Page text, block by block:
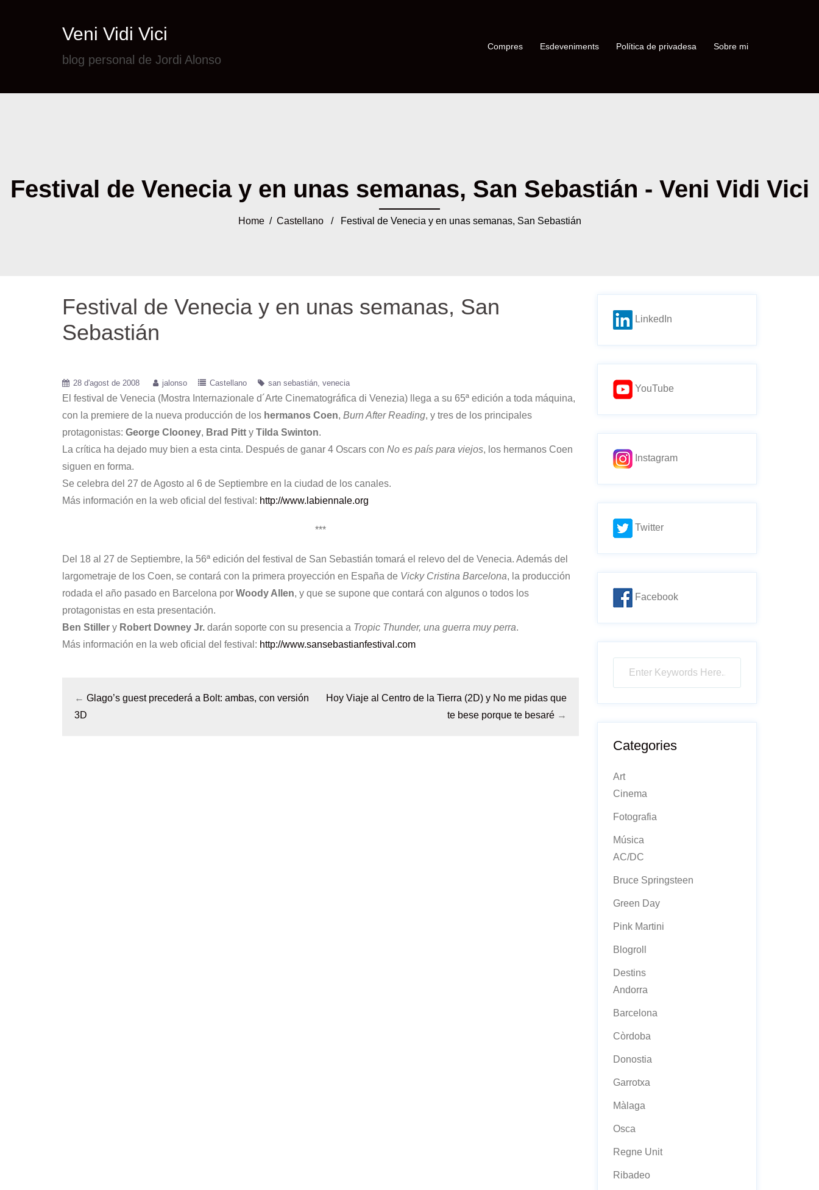
Veni Vidi Vici
blog personal de Jordi Alonso
Compres Esdeveniments Política de privadesa Sobre mi
Festival de Venecia y en unas semanas, San Sebastián - Veni Vidi Vici
Home/ Castellano/ Festival de Venecia y en unas semanas, San Sebastián
Festival de Venecia y en unas semanas, San
Sebastián
28 d'agost de 2008 jalonso Castellano san sebastián venecia
El festival de Venecia (Mostra Internazionale d´Arte Cinematográfica di Venezia) llega a su 65ª edición a toda máquina,
con la premiere de la nueva producción de los hermanos Coen, Burn After Reading, y tres de los principales
protagonistas: George Clooney, Brad Pitt y Tilda Swinton.
La crítica ha dejado muy bien a esta cinta. Después de ganar 4 Oscars con No es país para viejos, los hermanos Coen
siguen en forma.
Se celebra del 27 de Agosto al 6 de Septiembre en la ciudad de los canales.
Más información en la web oficial del festival: http://www.labiennale.org
***
Del 18 al 27 de Septiembre, la 56ª edición del festival de San Sebastián tomará el relevo del de Venecia. Además del
largometraje de los Coen, se contará con la primera proyección en España de Vicky Cristina Barcelona, la producción
rodada el año pasado en Barcelona por Woody Allen, y que se supone que contará con algunos o todos los
protagonistas en esta presentación.
Ben Stiller y Robert Downey Jr. darán soporte con su presencia a Tropic Thunder, una guerra muy perra.
Más información en la web oficial del festival: http://www.sansebastianfestival.com
← Glago’s guest precederá a Bolt: ambas, con versión
3D
Hoy Viaje al Centro de la Tierra (2D) y No me pidas que
te bese porque te besaré→
LinkedIn
YouTube
Instagram
Twitter
Facebook
Categories
Art
Cinema
Fotografia
Música
AC/DC
Bruce Springsteen
Green Day
Pink Martini
Blogroll
Destins
Andorra
Barcelona
Còrdoba
Donostia
Garrotxa
Màlaga
Osca
Regne Unit
Ribadeo